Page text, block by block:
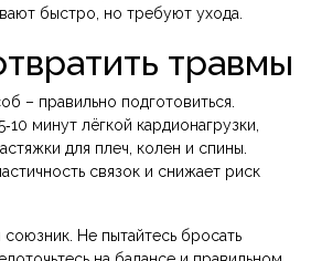
быстро, но требуют ухода.
травмы
– правильно подготовиться.
минут лёгкой кардионагрузки,
для плеч, колен и спины.
связок и снижает риск
союзник. Не пытайтесь бросать